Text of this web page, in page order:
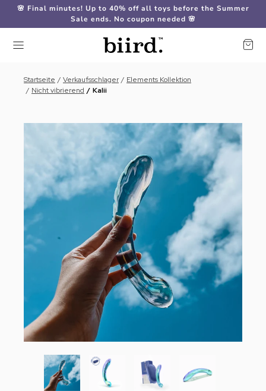
🌸 Final minutes! Up to 40% off all toys before the Summer
Sale ends. No coupon needed 🌸
Startseite Verkaufsschlager
Elements Kollektion
Nicht vibrierend
Kalii